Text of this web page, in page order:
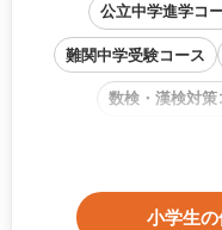
公立中学進学コ
難関中学受験コース
数検・漢検対策
通信教
小学生